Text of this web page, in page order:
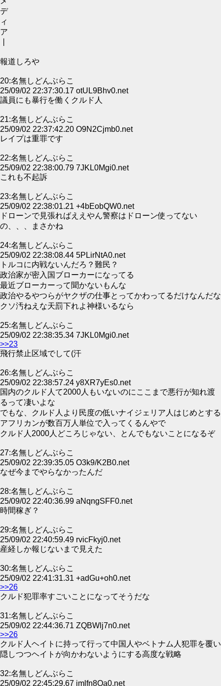
デ
ィ
ア
報道しろや
20:名無しどんぶらこ
25/09/02 22:37:30.17 otUL9Bhv0.net
議員にも暴行を働くクルド人
21:名無しどんぶらこ
25/09/02 22:37:42.20 O9N2Cjmb0.net
レイプは重罪です
22:名無しどんぶらこ
25/09/02 22:38:00.79 7JKL0Mgi0.net
これも不起訴
23:名無しどんぶらこ
25/09/02 22:38:01.21 +4bEobQW0.net
ドローンで見張ればええやん警察はドローン使ってない
の、、、まさかね
24:名無しどんぶらこ
25/09/02 22:38:08.44 5PLirNtA0.net
トルコに内戦ないんだろ？難民？
政治家が密入国ブローカーになってる
最近ブローカーって聞かないもんな
政治やるやつらがヤクザの仕事とってかわってるだけなんだな
クソ汚ねえな天罰下れよ神様いるなら
25:名無しどんぶらこ
25/09/02 22:38:35.34 7JKL0Mgi0.net
>>23
飛行禁止区域でして(汗
26:名無しどんぶらこ
25/09/02 22:38:57.24 y8XR7yEs0.net
国内のクルド人て2000人もいないのにここまで悪行が知れ渡
るって凄いよな
でもな、クルド人より民度の低いナイジェリア人はじめとする
アフリカンが数百万人単位で入ってくるんやで
クルド人2000人どころじゃない、とんでもないことになるぞ
27:名無しどんぶらこ
25/09/02 22:39:35.05 O3k9/K2B0.net
なぜ今までやらなかったんだ
28:名無しどんぶらこ
25/09/02 22:40:36.99 aNqngSFF0.net
時間稼ぎ？
29:名無しどんぶらこ
25/09/02 22:40:59.49 rvicFkyj0.net
産経しか報じないまで見えた
30:名無しどんぶらこ
25/09/02 22:41:31.31 +adGu+oh0.net
>>26
クルド犯罪率すごいことになってそうだな
31:名無しどんぶらこ
25/09/02 22:44:36.71 ZQBWlj7n0.net
>>26
クルド人ヘイトに持って行って中国人やベトナム人犯罪を覆い
隠しつつヘイトが向かわないようにする高度な戦略
32:名無しどんぶらこ
25/09/02 22:45:29.67 jmlfn8Oa0.net